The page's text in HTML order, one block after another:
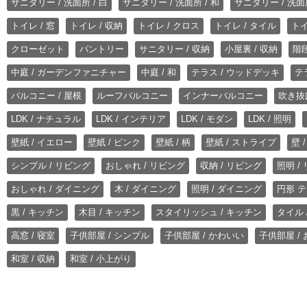
サニタリー / 洗面所 / 白 サニタリー / 洗面所 / 和 サニタリー / 洗
トイレ / 窓 トイレ / 収納 トイレ / クロス トイレ / タイル ト
クローゼット パントリー サニタリー / 収納 小屋裏 / 収納 階
中庭 / ガーデンファニチャー 中庭 / 和 テラス / ウッドデッキ テ
バルコニー / 屋根 ルーフバルコニー インナーバルコニー 吹き
LDK / ナチュラル LDK / インテリア LDK / モダン LDK / 照明
壁紙 / イエロー 壁紙 / ピンク 壁紙 / 柄 壁紙 / ストライプ 壁
シンプル / リビング おしゃれ / リビング 収納 / リビング 照明 /
おしゃれ / ダイニング 木 / ダイニング 照明 / ダイニング 円形
黒 / キッチン 木目 / キッチン スタイリッシュ / キッチン タイル
高窓 / 寝室 子供部屋 / シンプル 子供部屋 / かわいい 子供部屋 /
和室 / 収納 和室 / 小上がり